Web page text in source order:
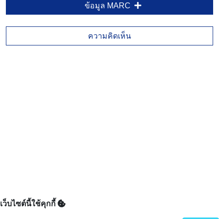
ข้อมูล MARC
ความคิดเห็น
เว็บไซต์นี้ใช้คุกกี้